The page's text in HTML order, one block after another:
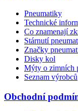
Pneumatiky
Technické
Co znamenají
Stárnutí
Značky
Disky kol
Mýty o zimních
Seznam výrobců
Obchodní